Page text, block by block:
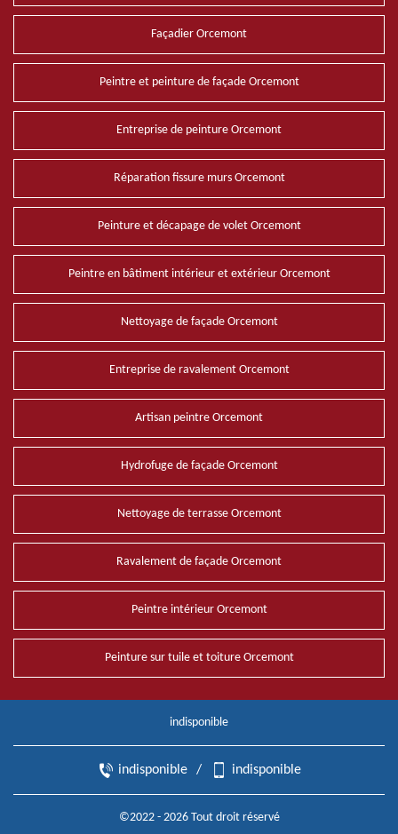
Façadier Orcemont
Peintre et peinture de façade Orcemont
Entreprise de peinture Orcemont
Réparation fissure murs Orcemont
Peinture et décapage de volet Orcemont
Peintre en bâtiment intérieur et extérieur Orcemont
Nettoyage de façade Orcemont
Entreprise de ravalement Orcemont
Artisan peintre Orcemont
Hydrofuge de façade Orcemont
Nettoyage de terrasse Orcemont
Ravalement de façade Orcemont
Peintre intérieur Orcemont
Peinture sur tuile et toiture Orcemont
indisponible
indisponible / indisponible
©2022 - 2026 Tout droit réservé